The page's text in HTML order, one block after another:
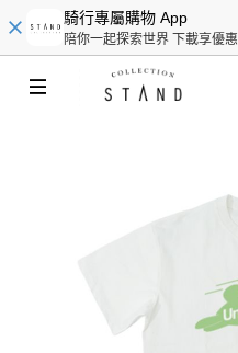
騎行專屬購物 App
陪你一起探索世界 下載享優惠